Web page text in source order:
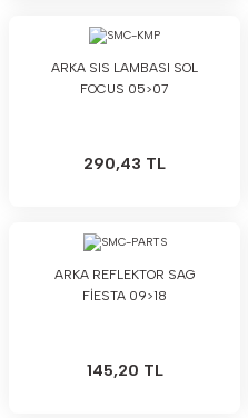
ARKA SIS LAMBASI SOL
FOCUS 05>07
290,43 TL
ARKA REFLEKTOR SAG
FİESTA 09>18
145,20 TL